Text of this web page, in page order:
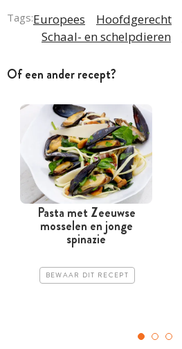
Tags:Europees
Hoofdgerecht
Schaal- en schelpdieren
Of een ander recept?
Pasta met Zeeuwse
mosselen en jonge
spinazie
BEWAAR DIT RECEPT